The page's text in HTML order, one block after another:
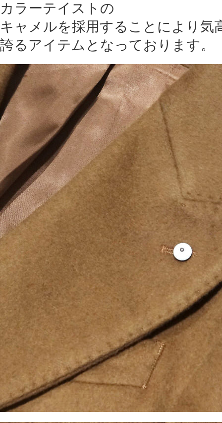
カラーテイストの
キャメルを採用することにより気
誇るアイテムとなっております。